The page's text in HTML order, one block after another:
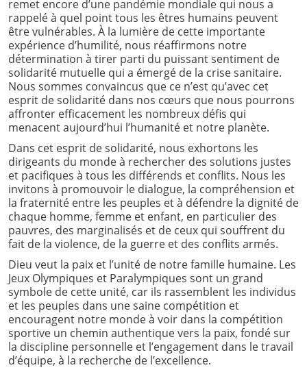
remet encore d’une pandémie mondiale qui nous a
rappelé à quel point tous les êtres humains peuvent
être vulnérables. À la lumière de cette importante
expérience d’humilité, nous réaffirmons notre
détermination à tirer parti du puissant sentiment de
solidarité mutuelle qui a émergé de la crise sanitaire.
Nous sommes convaincus que ce n’est qu’avec cet
esprit de solidarité dans nos cœurs que nous pourrons
affronter efficacement les nombreux défis qui
menacent aujourd’hui l’humanité et notre planète.
Dans cet esprit de solidarité, nous exhortons les
dirigeants du monde à rechercher des solutions justes
et pacifiques à tous les différends et conflits. Nous les
invitons à promouvoir le dialogue, la compréhension et
la fraternité entre les peuples et à défendre la dignité de
chaque homme, femme et enfant, en particulier des
pauvres, des marginalisés et de ceux qui souffrent du
fait de la violence, de la guerre et des conflits armés.
Dieu veut la paix et l’unité de notre famille humaine. Les
Jeux Olympiques et Paralympiques sont un grand
symbole de cette unité, car ils rassemblent les individus
et les peuples dans une saine compétition et
encouragent notre monde à voir dans la compétition
sportive un chemin authentique vers la paix, fondé sur
la discipline personnelle et l’engagement dans le travail
d’équipe, à la recherche de l’excellence.